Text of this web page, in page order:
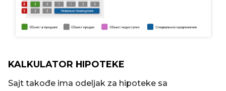
KALKULATOR HIPOTEKE
Sajt takođe ima odeljak za hipoteke sa